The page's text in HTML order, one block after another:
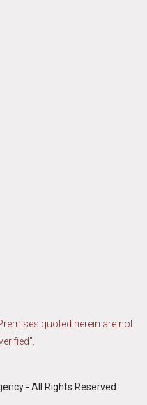
quoted herein are not
- All Rights Reserved